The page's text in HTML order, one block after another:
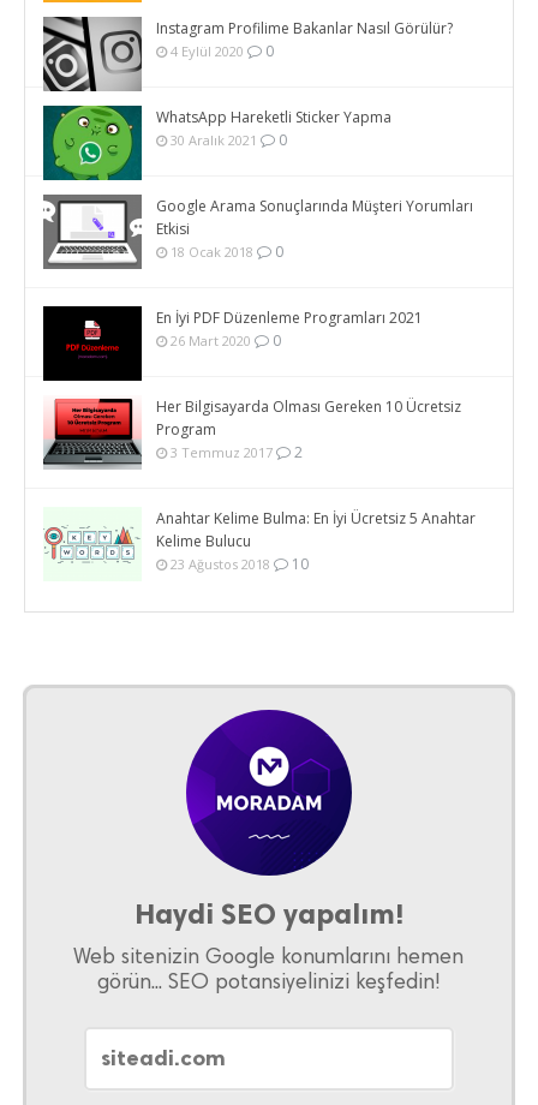
Instagram Profilime Bakanlar Nasıl Görülür?
4 Eylül 2020 0
WhatsApp Hareketli Sticker Yapma
30 Aralık 2021 0
Google Arama Sonuçlarında Müşteri Yorumları
Etkisi
18 Ocak 2018 0
En İyi PDF Düzenleme Programları 2021
26 Mart 2020 0
Her Bilgisayarda Olması Gereken 10 Ücretsiz
Program
3 Temmuz 2017 2
Anahtar Kelime Bulma: En İyi Ücretsiz 5 Anahtar
Kelime Bulucu
23 Ağustos 2018 10
Haydi SEO yapalım!
Web sitenizin Google konumlarını hemen
görün... SEO potansiyelinizi keşfedin!